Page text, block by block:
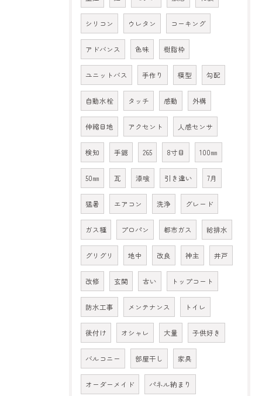
シリコン ウレタン コーキング
アドバンス 色味 樹脂枠
ユニットバス 手作り 模型 勾配
自動水栓 タッチ 感動 外構
伸縮目地 アクセント 人感センサ
検知 手鋸 265 8寸目 100㎜
50㎜ 瓦 漆喰 引き違い 7月
猛暑 エアコン 洗浄 グレード
ガス種 プロパン 都市ガス 給排水
グリグリ 地中 改良 神主 井戸
改修 玄関 古い トップコート
防水工事 メンテナンス トイレ
後付け オシャレ 大量 子供好き
バルコニー 部屋干し 家具
オーダーメイド パネル納まり